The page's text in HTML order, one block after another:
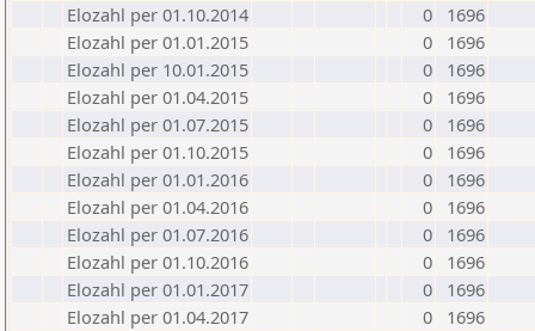
Elozahl per 01.10.2014
0
1696
Elozahl per 01.01.2015
0
1696
Elozahl per 10.01.2015
0
1696
Elozahl per 01.04.2015
0
1696
Elozahl per 01.07.2015
0
1696
Elozahl per 01.10.2015
0
1696
Elozahl per 01.01.2016
0
1696
Elozahl per 01.04.2016
0
1696
Elozahl per 01.07.2016
0
1696
Elozahl per 01.10.2016
0
1696
Elozahl per 01.01.2017
0
1696
Elozahl per 01.04.2017
0
1696